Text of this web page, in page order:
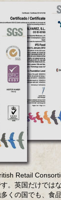
Retail
。英国だけでは
くの国でも、食